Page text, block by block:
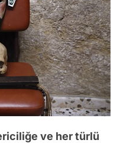
ve her türlü